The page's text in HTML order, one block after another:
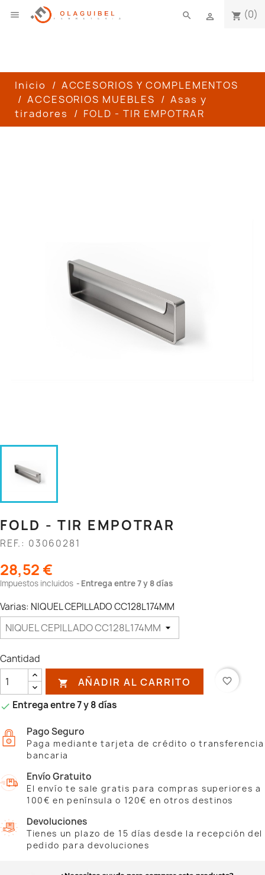
 shopping_cart (0)

search
Inicio
ACCESORIOS Y COMPLEMENTOS
ACCESORIOS MUEBLES
Asas y
tiradores
FOLD - TIR EMPOTRAR
FOLD - TIR EMPOTRAR
REF.: 03060281
28,52 €
Impuestos incluidos Entrega entre 7 y 8 días
Varias: NIQUEL CEPILLADO CC128L174MM
Cantidad
 AÑADIR AL CARRITO favorite_border
 Entrega entre 7 y 8 días
Pago Seguro
Paga mediante tarjeta de crédito o transferencia
bancaria
Envío Gratuito
El envío te sale gratis para compras superiores a
100€ en península o 120€ en otros destinos
Devoluciones
Tienes un plazo de 15 días desde la recepción del
pedido para devoluciones